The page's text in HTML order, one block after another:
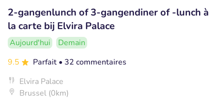
2-gangenlunch of 3-gangendiner of -lunch à
la carte bij Elvira Palace
Aujourd'hui
Demain
9.5
Parfait • 32 commentaires
Elvira Palace
Brussel (0km)